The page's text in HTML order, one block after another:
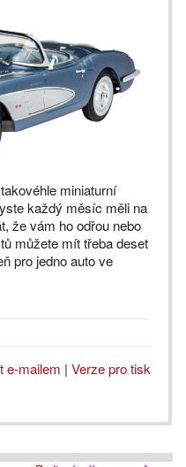
miniaturní
každý měsíc měli na
že vám ho odřou nebo
můžete mít třeba deset
pro jedno auto ve
e-mailem | Verze pro tisk